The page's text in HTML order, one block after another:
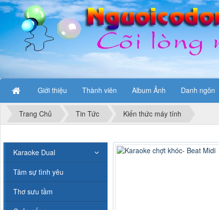
Giới thiệu Thành viên Album Ảnh Danh ngôn
Trang Chủ Tin Tức Kiến thức máy tính
Karaoke Dual
Tâm sự tình yêu
Thơ sưu tầm